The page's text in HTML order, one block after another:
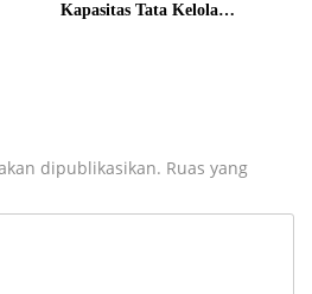
Kapasitas Tata Kelola
dipublikasikan. Ruas yang